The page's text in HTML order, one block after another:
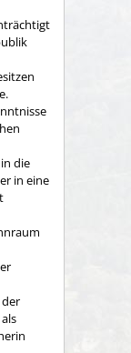
die
in eine